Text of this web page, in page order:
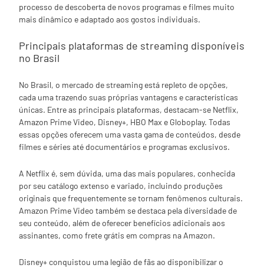
processo de descoberta de novos programas e filmes muito
mais dinâmico e adaptado aos gostos individuais.
Principais plataformas de streaming disponíveis
no Brasil
No Brasil, o mercado de streaming está repleto de opções,
cada uma trazendo suas próprias vantagens e características
únicas. Entre as principais plataformas, destacam-se Netflix,
Amazon Prime Video, Disney+, HBO Max e Globoplay. Todas
essas opções oferecem uma vasta gama de conteúdos, desde
filmes e séries até documentários e programas exclusivos.
A Netflix é, sem dúvida, uma das mais populares, conhecida
por seu catálogo extenso e variado, incluindo produções
originais que frequentemente se tornam fenômenos culturais.
Amazon Prime Video também se destaca pela diversidade de
seu conteúdo, além de oferecer benefícios adicionais aos
assinantes, como frete grátis em compras na Amazon.
Disney+ conquistou uma legião de fãs ao disponibilizar o